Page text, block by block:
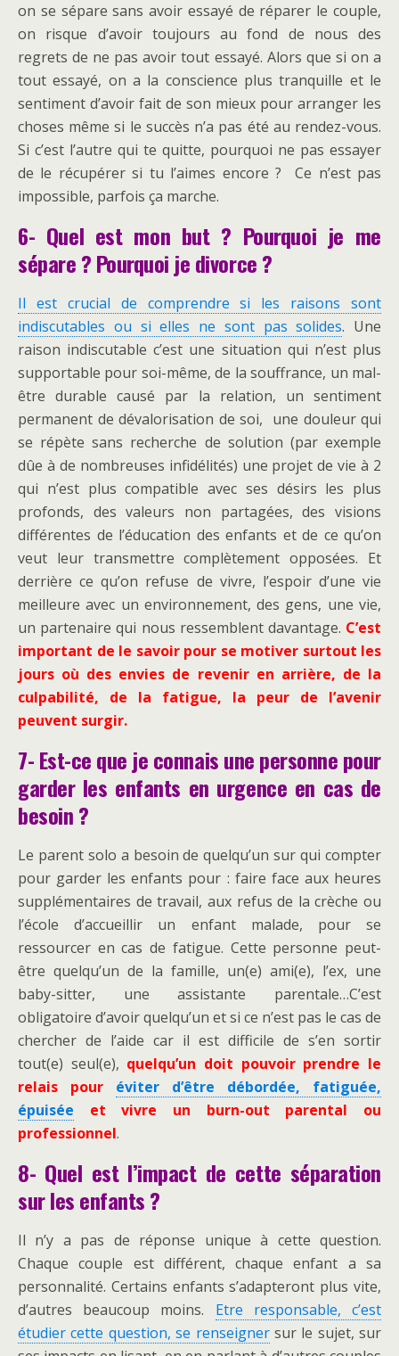
on se sépare sans avoir essayé de réparer le couple,
on risque d’avoir toujours au fond de nous des
regrets de ne pas avoir tout essayé. Alors que si on a
tout essayé, on a la conscience plus tranquille et le
sentiment d’avoir fait de son mieux pour arranger les
choses même si le succès n’a pas été au rendez-vous.
Si c’est l’autre qui te quitte, pourquoi ne pas essayer
de le récupérer si tu l’aimes encore ? Ce n’est pas
impossible, parfois ça marche.
6- Quel est mon but ? Pourquoi je me
sépare ? Pourquoi je divorce ?
Il est crucial de comprendre si les raisons sont
indiscutables ou si elles ne sont pas solides. Une
raison indiscutable c’est une situation qui n’est plus
supportable pour soi-même, de la souffrance, un mal-
être durable causé par la relation, un sentiment
permanent de dévalorisation de soi, une douleur qui
se répète sans recherche de solution (par exemple
dûe à de nombreuses infidélités) une projet de vie à 2
qui n’est plus compatible avec ses désirs les plus
profonds, des valeurs non partagées, des visions
différentes de l’éducation des enfants et de ce qu’on
veut leur transmettre complètement opposées. Et
derrière ce qu’on refuse de vivre, l’espoir d’une vie
meilleure avec un environnement, des gens, une vie,
un partenaire qui nous ressemblent davantage. C’est
important de le savoir pour se motiver surtout les
jours où des envies de revenir en arrière, de la
culpabilité, de la fatigue, la peur de l’avenir
peuvent surgir.
7- Est-ce que je connais une personne pour
garder les enfants en urgence en cas de
besoin ?
Le parent solo a besoin de quelqu’un sur qui compter
pour garder les enfants pour : faire face aux heures
supplémentaires de travail, aux refus de la crèche ou
l’école d’accueillir un enfant malade, pour se
ressourcer en cas de fatigue. Cette personne peut-
être quelqu’un de la famille, un(e) ami(e), l’ex, une
baby-sitter, une assistante parentale…C’est
obligatoire d’avoir quelqu’un et si ce n’est pas le cas de
chercher de l’aide car il est difficile de s’en sortir
tout(e) seul(e), quelqu’un doit pouvoir prendre le
relais pour éviter d’être débordée, fatiguée,
épuisée et vivre un burn-out parental ou
professionnel.
8- Quel est l’impact de cette séparation
sur les enfants ?
Il n’y a pas de réponse unique à cette question.
Chaque couple est différent, chaque enfant a sa
personnalité. Certains enfants s’adapteront plus vite,
d’autres beaucoup moins. Etre responsable, c’est
étudier cette question, se renseignersur le sujet, sur